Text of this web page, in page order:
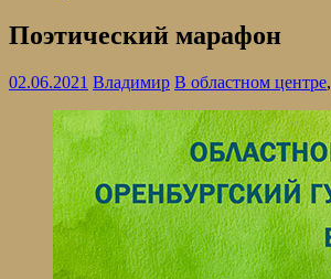
Поэтический марафон
02.06.2021 Владимир В областном центре,